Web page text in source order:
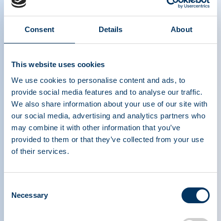
Consent Details About
This website uses cookies
We use cookies to personalise content and ads, to
provide social media features and to analyse our traffic.
We also share information about your use of our site with
our social media, advertising and analytics partners who
may combine it with other information that you’ve
provided to them or that they’ve collected from your use
of their services.
Selection
Necessary
Congress (IPPC): Day One
THERAPEUTICS ASSOCIATION